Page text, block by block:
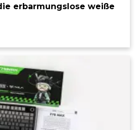
erbarmungslose weiße